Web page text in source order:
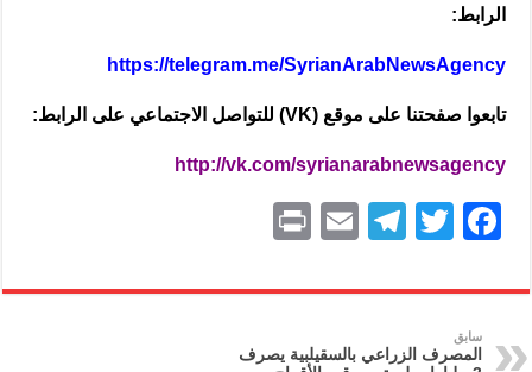
الرابط:
https://telegram.me/SyrianArabNewsAgency
تابعوا صفحتنا على موقع (VK) للتواصل الاجتماعي على الرابط:
http://vk.com/syrianarabnewsagency
F
c
e
T
itt
er
T
e
gr
E
ai
l
nt
سابق
المصرف الزراعي بالسقيلبية يصرف